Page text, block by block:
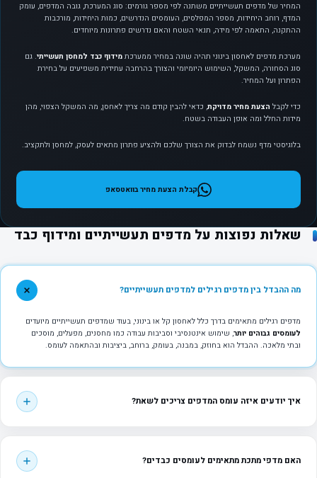
המחיר של מדפים תעשייתיים משתנה לפי מספר גורמים: סוג המערכת, גובה המדפים, עומק
המדף, רוחב היחידות, מספר המפלסים, העומסים הנדרשים, כמות היחידות, מורכבות
ההתקנה, התאמה לפי מידה, תנאי השטח והאם נדרשים פתרונות מיוחדים.
מערכת מדפים לאחסון בינוני תהיה שונה במחיר ממערכת מידוף כבד למחסן תעשייתי. גם
סוג הסחורה, המשקל, השימוש היומיומי והצורך בהרחבה עתידית משפיעים על בחירת
הפתרון ועל המחיר.
כדי לקבל הצעת מחיר מדויקת, כדאי להבין קודם מה צריך לאחסן, מה המשקל הצפוי, מהן
מידות החלל ומה אופן העבודה בשטח.
בלוגיסטי מדף נשמח לבדוק את הצורך שלכם ולהציע פתרון מתאים לעסק, למחסן ולתקציב.
קבלת הצעת מחיר בוואטסאפ
שאלות נפוצות על מדפים תעשייתיים ומידוף כבד
מה ההבדל בין מדפים רגילים למדפים תעשייתיים?
מדפים רגילים מתאימים בדרך כלל לאחסון קל או בינוני, בעוד שמדפים תעשייתיים מיועדים
לעומסים גבוהים יותר, שימוש אינטנסיבי וסביבות עבודה כמו מחסנים, מפעלים, מוסכים
ובתי מלאכה. ההבדל הוא בחוזק, במבנה, בעומק, ברוחב, ביציבות ובהתאמה לעומס.
איך יודעים איזה עומס המדפים צריכים לשאת?
האם מדפי מתכת מתאימים לעומסים כבדים?